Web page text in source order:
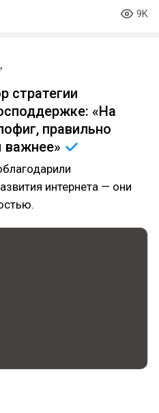
9K
стратегии
«На
правильно
важнее»
интернета — они